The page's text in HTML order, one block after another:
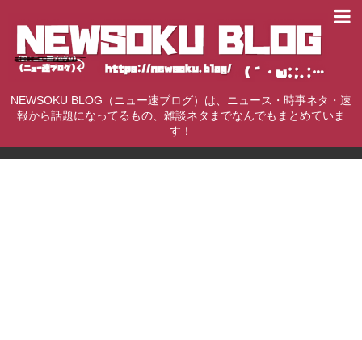
NEWSOKU BLOG（ニュー速ブログ）は、ニュース・時事ネタ・速
報から話題になってるもの、雑談ネタまでなんでもまとめていま
す！